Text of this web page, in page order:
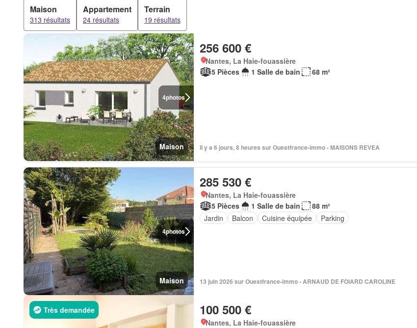
Maison
313 résultats
Appartement
24 résultats
Terrain
19 résultats
4photos
Maison
256 600 €
Nantes, La Haie-fouassière
5 Pièces
1 Salle de bain 68 m²
Il y a 6 jours, 8 heures sur Ouestfrance-immo - MAISONS REVEA
4photos
Maison
285 530 €
Nantes, La Haie-fouassière
5 Pièces
1 Salle de bain
88 m²
Jardin
Balcon Cuisine équipée Parking
13 juin 2026 sur Ouestfrance-immo - ARNAUD DE FOIARD CAROLINE
Très demandée 100 500 €
Nantes, La Haie-fouassière